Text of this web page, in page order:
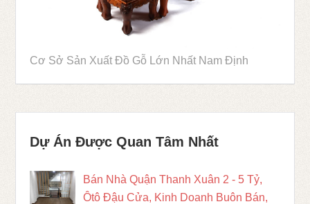
Cơ Sở Sản Xuất Đồ Gỗ Lớn Nhất Nam Định
Dự Án Được Quan Tâm Nhất
Bán Nhà Quận Thanh Xuân 2 - 5 Tỷ,
Ôtô Đậu Cửa, Kinh Doanh Buôn Bán,